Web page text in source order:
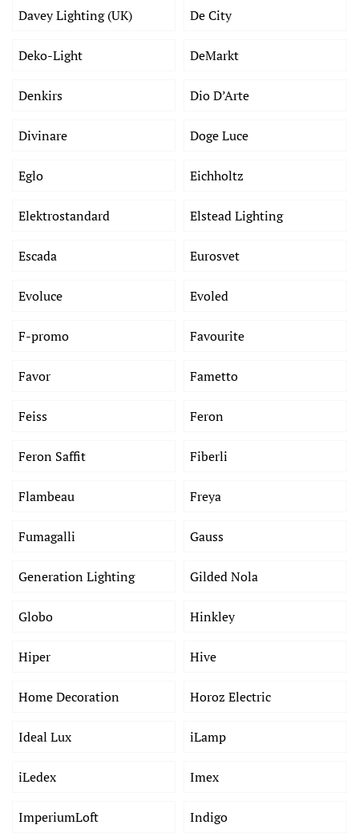
Davey Lighting (UK) De City
Deko-Light DeMarkt
Denkirs Dio D’Arte
Divinare Doge Luce
Eglo Eichholtz
Elektrostandard Elstead Lighting
Escada Eurosvet
Evoluce Evoled
F-promo Favourite
Favor Fametto
Feiss Feron
Feron Saffit Fiberli
Flambeau Freya
Fumagalli Gauss
Generation Lighting Gilded Nola
Globo Hinkley
Hiper Hive
Home Decoration Horoz Electric
Ideal Lux iLamp
iLedex Imex
ImperiumLoft Indigo